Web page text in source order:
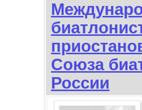
Союза
России